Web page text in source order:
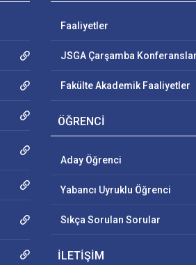
Faaliyetler
JSGA Çarşamba
Fakülte Akademik Faaliyetler
ÖĞRENCİ
Aday Öğrenci
Yabancı Uyruklu Öğrenci
Sıkça Sorulan Sorular
İLETİŞİM